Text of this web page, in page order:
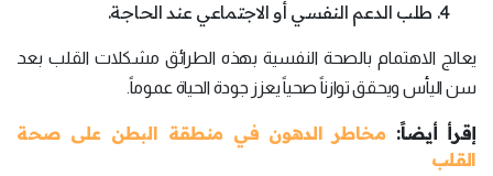
طلب الدعم النفسي أو الاجتماعي عند الحاجة.
يعالج الاهتمام بالصحة النفسية بهذه الطرائق مشكلات القلب بعد
سن اليأس ويحقق توازناً صحياً يعزز جودة الحياة عموماً.
إقرأ أيضاً: مخاطر الدهون في منطقة البطن على صحة
القلب